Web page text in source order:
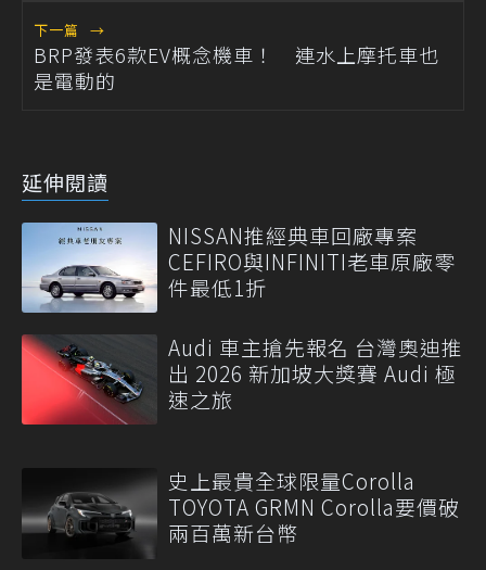
下一篇 →
BRP發表6款EV概念機車！ 連水上摩托車也
是電動的
延伸閱讀
NISSAN推經典車回廠專案
CEFIRO與INFINITI老車原廠零
件最低1折
Audi 車主搶先報名 台灣奧迪推
出 2026 新加坡大獎賽 Audi 極
速之旅
史上最貴全球限量Corolla
TOYOTA GRMN Corolla要價破
兩百萬新台幣